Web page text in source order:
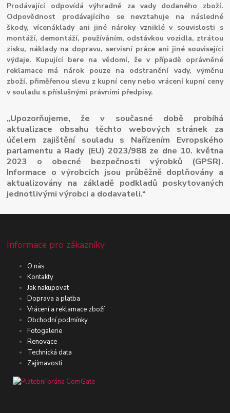
Prodávající odpovídá výhradně za vady dodaného zboží.
Odpovědnost prodávajícího se nevztahuje na následné
škody, vícenáklady ani jiné nároky vzniklé v souvislosti s
montáží, demontáží, používáním, odstávkou vozidla, ztrátou
zisku, náklady na dopravu, servisní práce ani jiné související
výdaje. Kupující bere na vědomí, že v případě oprávněné
reklamace má nárok pouze na odstranění vady, výměnu
zboží, přiměřenou slevu z kupní ceny nebo vrácení kupní ceny
v souladu s příslušnými právními předpisy.
„Upozorňujeme, že v současné době probíhá
aktualizace obsahu těchto webových stránek za
účelem zajištění souladu s Nařízením Evropského
parlamentu a Rady (EU) 2023/988 ze dne 10. května
2023 o obecné bezpečnosti výrobků (GPSR).
Informace o výrobcích jsou průběžně doplňovány a
aktualizovány na základě podkladů poskytovaných
jednotlivými výrobci a dodavateli.“
Informace pro zákazníky
O nás
Kontakty
Jak nakupovat
Doprava a platba
Vrácení a reklamace zboží
Obchodní podmínky
Fotogalerie
Renovace
Technická data
Zajímavosti